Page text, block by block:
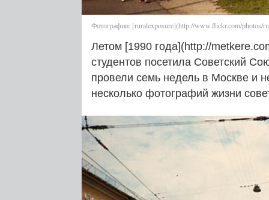
Фотографии: [ruralexposure](http://www.flickr.com/photos/
Летом [1990 года](http://
студентов посетила Советский
провели семь недель в Москве и
несколько фотографий жизни